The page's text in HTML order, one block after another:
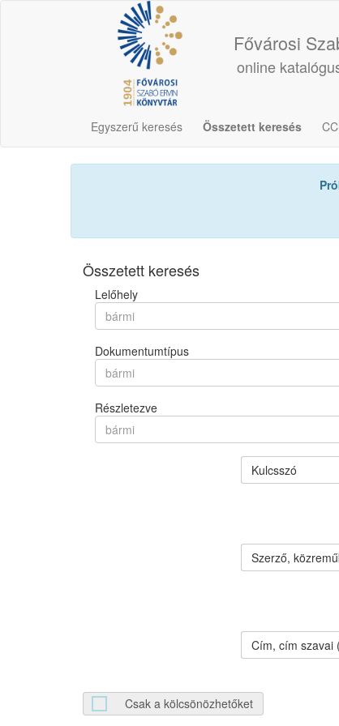
Fővárosi
online
Egyszerű keresés Összetett keresés
Összetett keresés
Lelőhely
bármi
Dokumentumtípus
bármi
Részletezve
bármi
Kulcsszó
Szerző,
Cím, cím szavai
Csak a kölcsönözhetőket